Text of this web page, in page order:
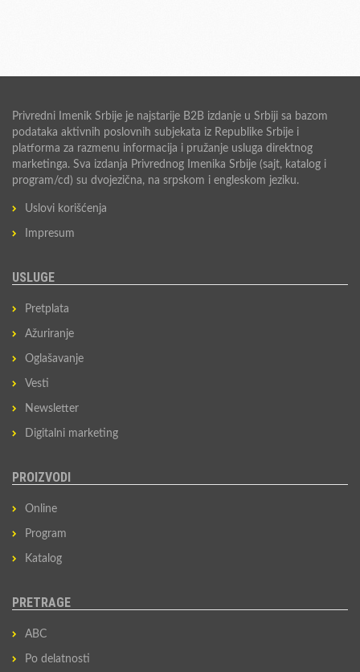
Privredni Imenik Srbije je najstarije B2B izdanje u Srbiji sa bazom
podataka aktivnih poslovnih subjekata iz Republike Srbije i
platforma za razmenu informacija i pružanje usluga direktnog
marketinga. Sva izdanja Privrednog Imenika Srbije (sajt, katalog i
program/cd) su dvojezična, na srpskom i engleskom jeziku.
Uslovi korišćenja
Impresum
USLUGE
Pretplata
Ažuriranje
Oglašavanje
Vesti
Newsletter
Digitalni marketing
PROIZVODI
Online
Program
Katalog
PRETRAGE
ABC
Po delatnosti